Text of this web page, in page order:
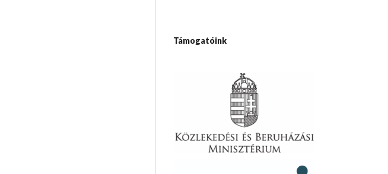
Támogatóink